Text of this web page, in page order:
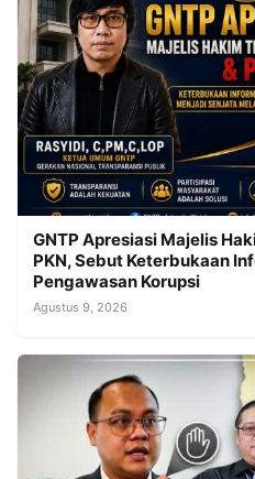
GNTP Apresiasi Majelis
PKN, Sebut Keterbukaan
Pengawasan Korupsi
Agustus 9, 2026